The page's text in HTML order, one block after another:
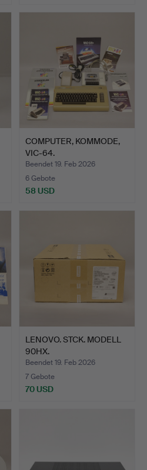
COMPUTER, KOMMODE,
VIC-64.
Beendet 19. Feb 2026
6 Gebote
58 USD
LENOVO. STCK. MODELL
90HX.
Beendet 19. Feb 2026
7 Gebote
70 USD